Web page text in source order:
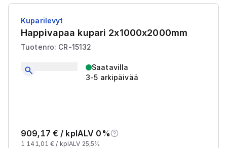
Kuparilevyt
Happivapaa kupari 2x1000x2000mm
Tuotenro: CR-15132
Saatavilla
3-5 arkipäivää
909,17 € / kplALV 0%
1 141,01 € / kplALV 25,5%